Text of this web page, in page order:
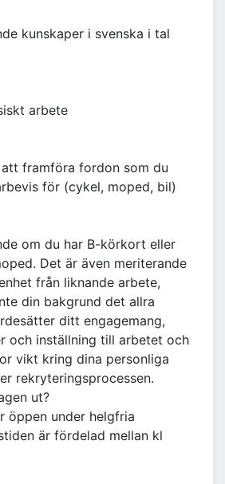
kunskaper i svenska i tal
arbete
framföra fordon som du
för (cykel, moped, bil)
om du har B-körkort eller
Det är även meriterande
från liknande arbete,
din bakgrund det allra
ditt engagemang,
och inställning till arbetet och
vikt kring dina personliga
rekryteringsprocessen.
ut?
öppen under helgfria
är fördelad mellan kl